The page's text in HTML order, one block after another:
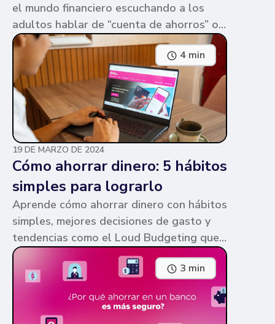
el mundo financiero escuchando a los
adultos hablar de “cuenta de ahorros” o
“cuenta corriente”. Ambas cuentas
parecen similares y puede ser confuso,
pero te contamos en qué consiste cada
una y sus diferencias.
4 min
19 DE MARZO DE 2024
Cómo ahorrar dinero: 5 hábitos
simples para lograrlo
Aprende cómo ahorrar dinero con hábitos
simples, mejores decisiones de gasto y
tendencias como el Loud Budgeting que
pueden ayudarte a cumplir tus metas.
3 min